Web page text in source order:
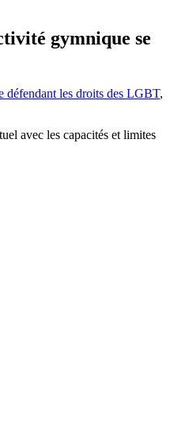
gymnique se
défendant les droits des LGBT,
avec les capacités et limites